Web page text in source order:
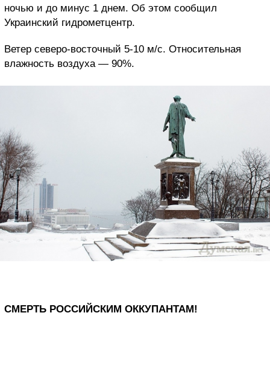
ночью и до минус 1 днем. Об этом сообщил
Украинский гидрометцентр.
Ветер северо-восточный 5-10 м/с. Относительная
влажность воздуха — 90%.
СМЕРТЬ РОССИЙСКИМ ОККУПАНТАМ!